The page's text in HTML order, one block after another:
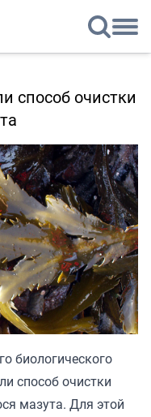
способ очистки
биологического
способ очистки
мазута. Для этой